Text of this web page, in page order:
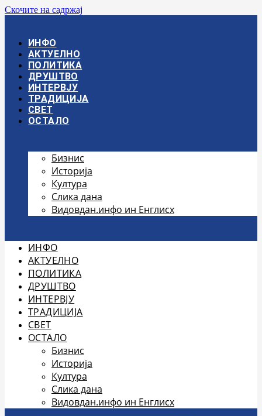
Скочите на садржај
ИНФО
АКТУЕЛНО
ПОЛИТИКА
ДРУШТВО
ИНТЕРВЈУ
ТРАДИЦИЈА
СВЕТ
ОСТАЛО
Бизнис
Историја
Култура
Слика дана
Видовдан.инфо ин Енглисх
ИНФО
АКТУЕЛНО
ПОЛИТИКА
ДРУШТВО
ИНТЕРВЈУ
ТРАДИЦИЈА
СВЕТ
ОСТАЛО
Бизнис
Историја
Култура
Слика дана
Видовдан.инфо ин Енглисх